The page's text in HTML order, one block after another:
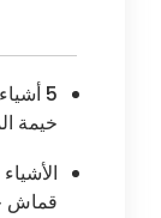
5
خيمة
قماش